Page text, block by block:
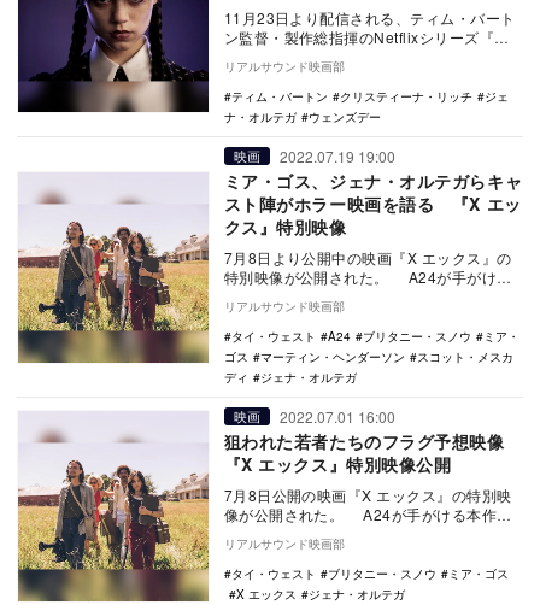
11月23日より配信される、ティム・バート
ン監督・製作総指揮のNetflixシリーズ『ウ
ェンズデー』の特別映像が公開された。 …
リアルサウンド映画部
ティム・バートン
クリスティーナ・リッチ
ジェ
ナ・オルテガ
ウェンズデー
映画 2022.07.19 19:00
ミア・ゴス、ジェナ・オルテガらキャ
スト陣がホラー映画を語る 『X エッ
クス』特別映像
7月8日より公開中の映画『X エックス』の
特別映像が公開された。 A24が手がける
本作は、映画製作で一旗揚げようと目論
む…
リアルサウンド映画部
タイ・ウェスト
A24 ブリタニー・スノウ
ミア・
ゴス
マーティン・ヘンダーソン
スコット・メスカ
ディ
ジェナ・オルテガ
映画 2022.07.01 16:00
狙われた若者たちのフラグ予想映像
『X エックス』特別映像公開
7月8日公開の映画『X エックス』の特別映
像が公開された。 A24が手がける本作
は、映画製作で一旗揚げようと目論む若き
俳優と…
リアルサウンド映画部
タイ・ウェスト
ブリタニー・スノウ
ミア・ゴス
X エックス
ジェナ・オルテガ